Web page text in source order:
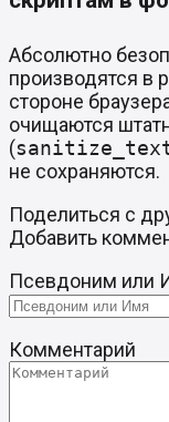
Абсолютно
производятся в
стороне
очищаются
(
не сохраняются.
Поделиться с
Добавить
Псевдоним или
Комментарий